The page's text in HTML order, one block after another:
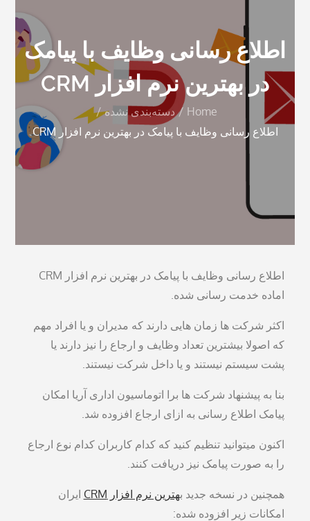
اطلاع رسانی وظایف با پیامک
در بهترین نرم افزار CRM
Home
دسته‌بندی نشده
اطلاع رسانی وظایف با پیامک در بهترین نرم افزار CRM
اطلاع رسانی وظایف با پیامک در بهترین نرم افزار CRM
اماده خدمت رسانی شده.
اکثر شرکت ها زمان هایی دارند که مدیران و یا افراد مهم
که اصولا بیشترین تعداد وظایف و ارجاع را نیز دارند یا
پشت سیستم نیستند و یا داخل شرکت نیستند.
بنا به پیشنهاد شرکت ها برا اتوماسیون اداری آریا امکان
پیامک اطلاع رسانی به ازای ارجاع افزوده شد.
اکنون میتوانید تنظیم کنید که کدام کاربران کدام نوع ارجاع
را به صورت پیامک نیز دریافت کنند.
همچنین در نسخه جدید بهترین نرم افزار CRM
ایران
امکانات زیر افزوده شده: